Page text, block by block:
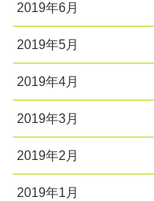
2019年6月
2019年5月
2019年4月
2019年3月
2019年2月
2019年1月